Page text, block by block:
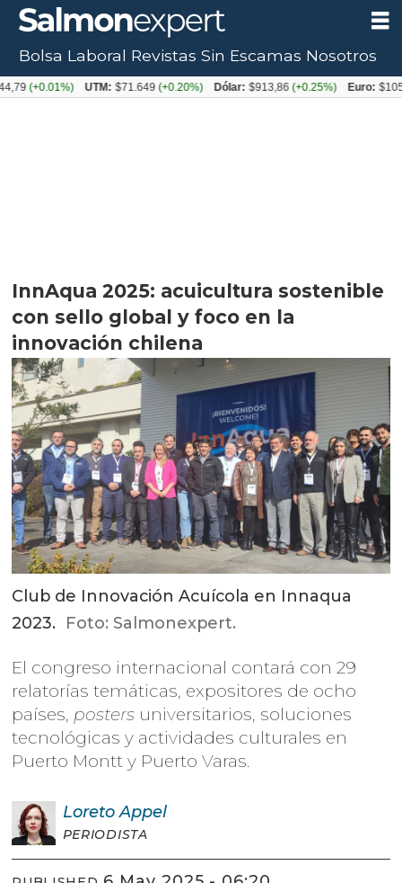
InnAqua 2025: acuicultura sostenible
con sello global y foco en la
innovación chilena
Club de Innovación Acuícola en Innaqua
2023. Foto: Salmonexpert.
El congreso internacional contará con 29
relatorías temáticas, expositores de ocho
países, posters universitarios, soluciones
tecnológicas y actividades culturales en
Puerto Montt y Puerto Varas.
Loreto Appel
PERIODISTA
Bolsa Laboral Revistas Sin Escamas Nosotros
UTM: $71.649 (+0.20%) Dólar: $913,86 (+0.25%) Euro: $1053,08(-